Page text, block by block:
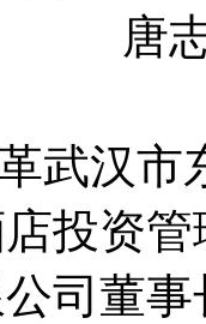
胡
汉市
投资
司董